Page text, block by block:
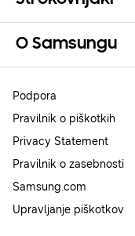
O Samsungu
Podpora
Pravilnik o piškotkih
Privacy Statement
Pravilnik o zasebnosti
Samsung.com
Upravljanje piškotkov